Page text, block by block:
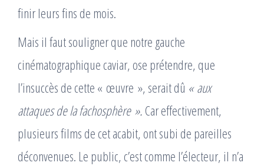
finir leurs fins de mois.
Mais il faut souligner que notre gauche
cinématographique caviar, ose prétendre, que
l’insuccès de cette « œuvre », serait dû « aux
attaques de la fachosphère ». Car effectivement,
plusieurs films de cet acabit, ont subi de pareilles
déconvenues. Le public, c’est comme l’électeur, il n’a